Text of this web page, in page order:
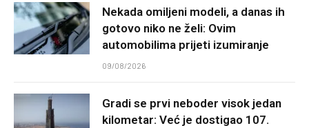
Nekada omiljeni modeli, a danas ih
gotovo niko ne želi: Ovim
automobilima prijeti izumiranje
09/08/2026
Gradi se prvi neboder visok jedan
kilometar: Već je dostigao 107.